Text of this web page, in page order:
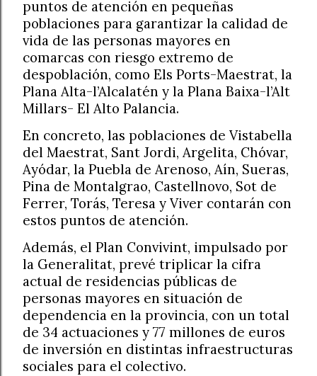
puntos de atención en pequeñas
poblaciones para garantizar la calidad de
vida de las personas mayores en
comarcas con riesgo extremo de
despoblación, como Els Ports-Maestrat, la
Plana Alta-l’Alcalatén y la Plana Baixa-l’Alt
Millars- El Alto Palancia.
En concreto, las poblaciones de Vistabella
del Maestrat, Sant Jordi, Argelita, Chóvar,
Ayódar, la Puebla de Arenoso, Aín, Sueras,
Pina de Montalgrao, Castellnovo, Sot de
Ferrer, Torás, Teresa y Viver contarán con
estos puntos de atención.
Además, el Plan Convivint, impulsado por
la Generalitat, prevé triplicar la cifra
actual de residencias públicas de
personas mayores en situación de
dependencia en la provincia, con un total
de 34 actuaciones y 77 millones de euros
de inversión en distintas infraestructuras
sociales para el colectivo.